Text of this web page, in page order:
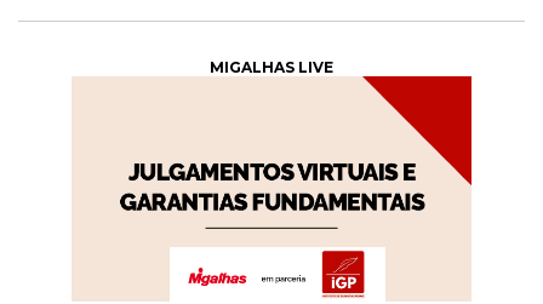
MIGALHAS LIVE